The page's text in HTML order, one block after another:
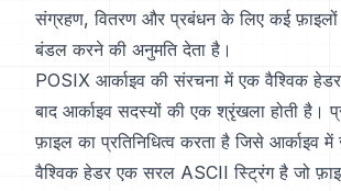
संग्रहण, वितरण और प्रबंधन के लिए कई
बंडल करने की अनुमति देता है।
POSIX आर्काइव की संरचना में एक वैश्विक
बाद आर्काइव सदस्यों की एक श्रृंखला होती है।
फ़ाइल का प्रतिनिधित्व करता है जिसे आर्काइव में
वैश्विक हेडर एक सरल ASCII स्ट्रिंग है जो